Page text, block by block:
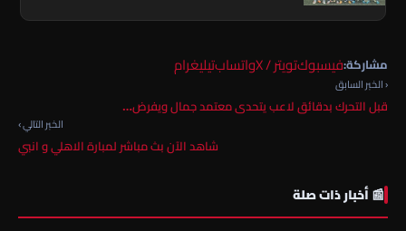
مشاركة:فيسبوكتويتر / X واتسابتيليغرام
‹ الخبر السابق
قبل التحرك بدقائق لاعب يتحدى معتمد جمال ويفرض…
الخبر التالي ›
شاهد الآن بث مباشر لمبارة الاهلي و انبي
📰 أخبار ذات صلة